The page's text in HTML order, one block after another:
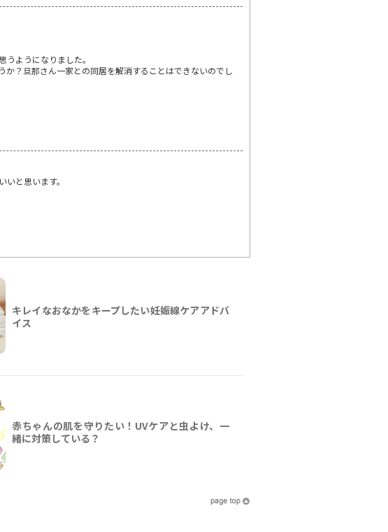
ようになりました。
？旦那さん一家との同居を解消することはできないのでし
と思います。
キレイなおなかをキープしたい妊娠線ケアアドバ
イス
赤ちゃんの肌を守りたい！UVケアと虫よけ、一
緒に対策している？